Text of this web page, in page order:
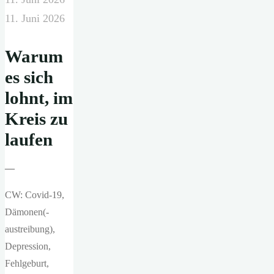
11. Juni 2026
Warum
es sich
lohnt, im
Kreis zu
laufen
—
CW: Covid-19,
Dämonen(-
austreibung),
Depression,
Fehlgeburt,